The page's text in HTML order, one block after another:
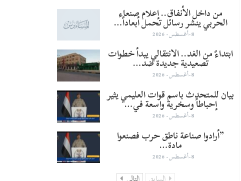
من داخل الأنفاق.. إعلام صنعاء
الحربي ينشر رسائل تحمل أبعاداً…
8-أغسطس- 2026
​ابتداءً من الغد.. الانتقالي يبدأ خطوات
تصعيدية جديدة ضد…
8-أغسطس- 2026
بيان للمتحدث باسم قوات العليمي يثير
إحباطاً وسخرية واسعة في…
8-أغسطس- 2026
​”أرادوا صناعة ناطق حرب فصنعوا
مادة…
8-أغسطس- 2026